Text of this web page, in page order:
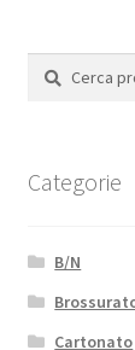
Cerca:
Cerca
Categorie
B/N
Cartonato